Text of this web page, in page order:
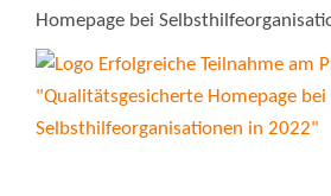
Homepage bei